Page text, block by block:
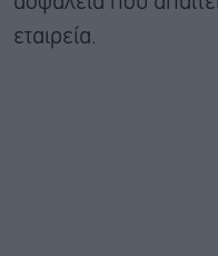
εταιρεία.